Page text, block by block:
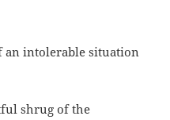
an intolerable situation
shrug of the